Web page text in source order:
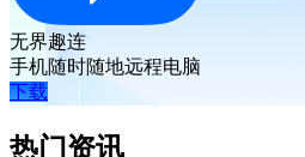
无界趣连
手机随时随地远程电脑
下载
热门资讯